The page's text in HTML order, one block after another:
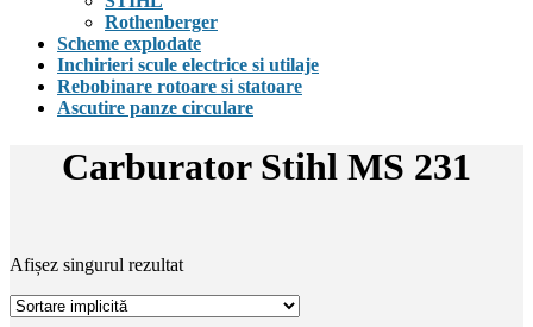
Rothenberger
Scheme explodate
Inchirieri scule electrice si utilaje
Rebobinare rotoare si statoare
Ascutire panze circulare
Carburator Stihl MS 231
Afișez singurul rezultat